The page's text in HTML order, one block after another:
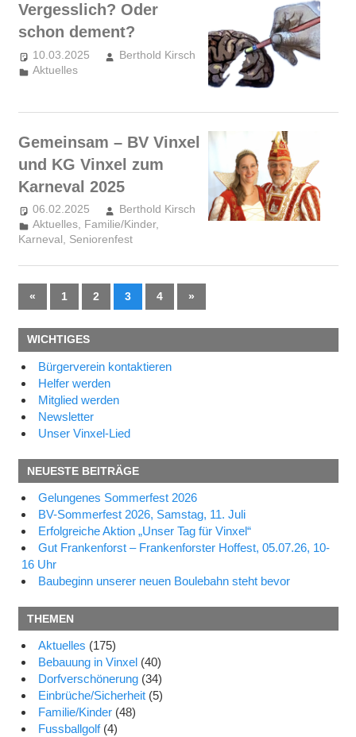
Vergesslich? Oder
schon dement?
10.03.2025
Berthold Kirsch
Aktuelles
Gemeinsam – BV Vinxel
und KG Vinxel zum
Karneval 2025
06.02.2025
Berthold Kirsch
Aktuelles, Familie/Kinder,
Karneval, Seniorenfest
Seitennummerierung
der
Beiträge
«Vorherige
Beiträge
1 2 3 4
Nächste
Beiträge
»
WICHTIGES
Bürgerverein kontaktieren
Helfer werden
Mitglied werden
Newsletter
Unser Vinxel-Lied
NEUESTE BEITRÄGE
Gelungenes Sommerfest 2026
BV-Sommerfest 2026, Samstag, 11. Juli
Erfolgreiche Aktion „Unser Tag für Vinxel“
Gut Frankenforst – Frankenforster Hoffest, 05.07.26, 10-
16 Uhr
Baubeginn unserer neuen Boulebahn steht bevor
THEMEN
Aktuelles (175)
Bebauung in Vinxel (40)
Dorfverschönerung (34)
Einbrüche/Sicherheit (5)
Familie/Kinder (48)
Fussballgolf(4)